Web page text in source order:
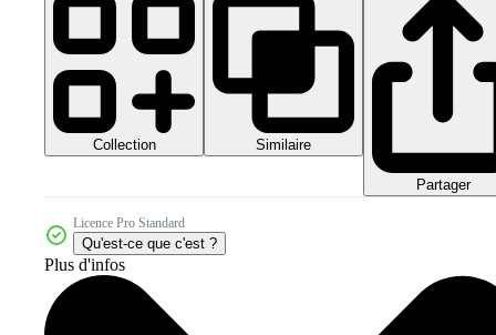
Collection Similaire
Partager
Licence Pro Standard
Qu'est-ce que c'est ?
Plus d'infos